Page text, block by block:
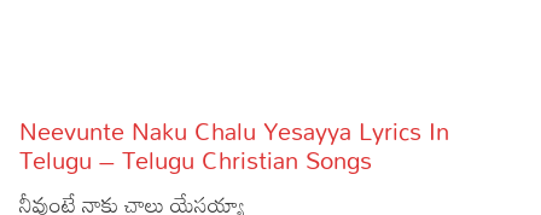
Articles
Facts
Neevunte Naku Chalu Yesayya Lyrics In
Telugu – Telugu Christian Songs
నీవుంటే నాకు చాలు యేసయ్యా